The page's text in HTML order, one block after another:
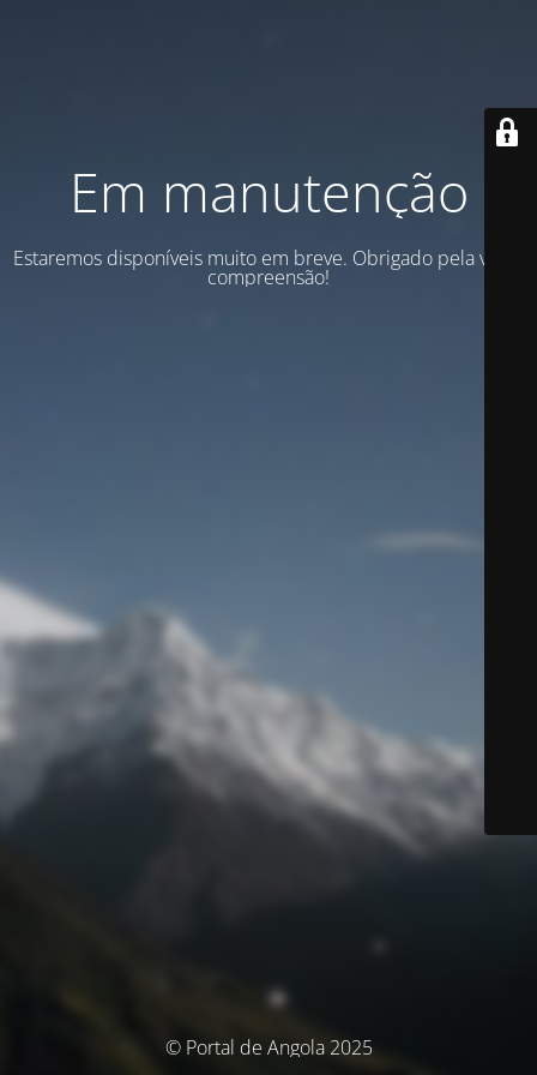
Em manutenção
Estaremos disponíveis muito em breve. Obrigado pela vossa
compreensão!
© Portal de Angola 2025